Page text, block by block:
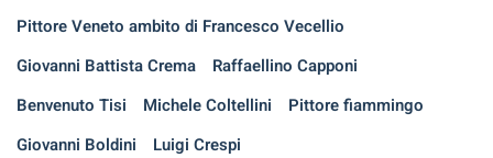
Pittore Veneto ambito di Francesco Vecellio
Giovanni Battista Crema
Raffaellino Capponi
Benvenuto Tisi
Michele Coltellini
Pittore fiammingo
Giovanni Boldini
Luigi Crespi